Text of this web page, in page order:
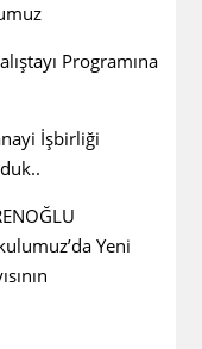
Programına
İşbirliği
Yeni